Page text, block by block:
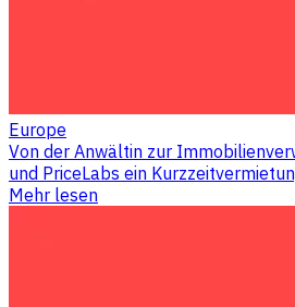
Europe
Von der Anwältin zur
und PriceLabs ein
Mehr lesen